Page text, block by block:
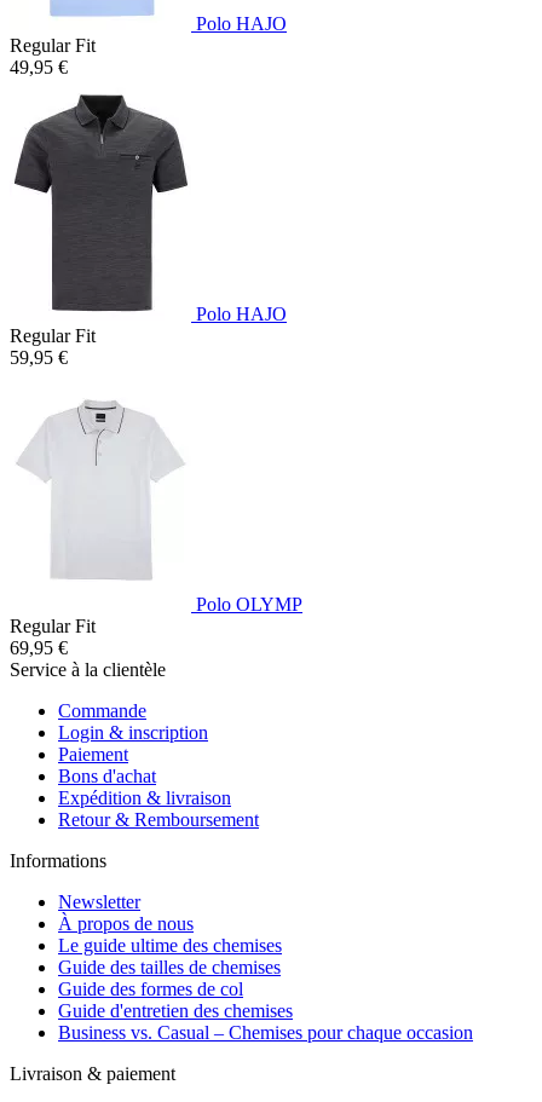
Polo HAJO
Regular Fit
49,95 €
Polo HAJO
Regular Fit
59,95 €
Polo OLYMP
Regular Fit
69,95 €
Service à la clientèle
Commande
Login & inscription
Paiement
Bons d'achat
Expédition & livraison
Retour & Remboursement
Informations
Newsletter
À propos de nous
Le guide ultime des chemises
Guide des tailles de chemises
Guide des formes de col
Guide d'entretien des chemises
Business vs. Casual – Chemises pour chaque occasion
Livraison & paiement